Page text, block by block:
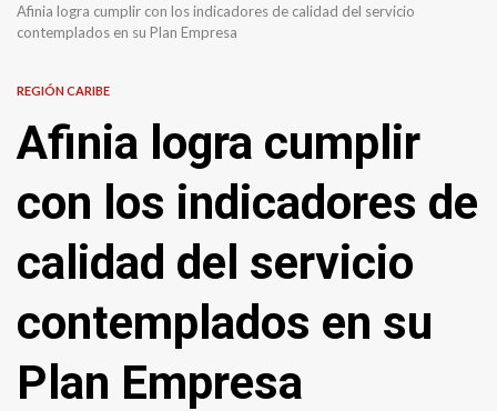
Afinia logra cumplir con los indicadores de calidad del servicio
contemplados en su Plan Empresa
REGIÓN CARIBE
Afinia logra cumplir
con los indicadores de
calidad del servicio
contemplados en su
Plan Empresa